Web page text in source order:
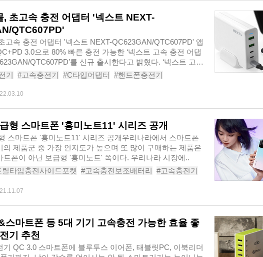
, 초고속 충전 어댑터 '넥스트 NEXT-
QTC607PD'
고속 충전 어댑터 '넥스트 NEXT-QC623GAN/QTC607PD' 앱
3.0으로 80% 빠른 충전 가능한 ‘넥스트 고속 충전 어댑
QTC607PD’를 신규 출시한다고 밝혔다. ‘넥스트 고속
기 #고속충전기 #C타입어댑터 #핸드폰충전기
터
형 스마트폰 '홍미노트11' 시리즈 공개
스마트폰 '홍미노트11' 시리즈 공개우리나라에서 스마트폰
의 제품군 중 가장 인지도가 높으며 또 많이 구매하는 제품은
트폰이 아닌 보급형 '홍미노트' 쪽이다. 우리나라 시장에..
타입충전사이드포켓 #고속충전보조배터리 #고속충전기
기 #가성비
스마트폰 등 5대 기기 고속충전 가능한 효율 좋
기 추천
기 QC 3.0​ 스마트폰에 블루투스 이어폰, 태블릿PC, 이북리더